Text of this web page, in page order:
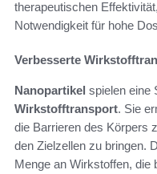
therapeutischen
Notwendigkeit für hohe
Verbesserte
Nanopartikel spielen eine
Wirkstofftransport. Sie
die Barrieren des Körpers
den Zielzellen zu bringen.
Menge an Wirkstoffen, die